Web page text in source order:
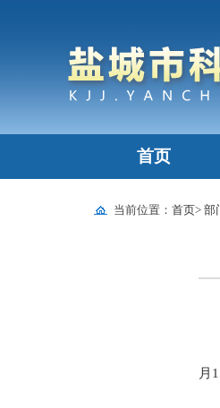
首页
当前位置： 首页> 部
月